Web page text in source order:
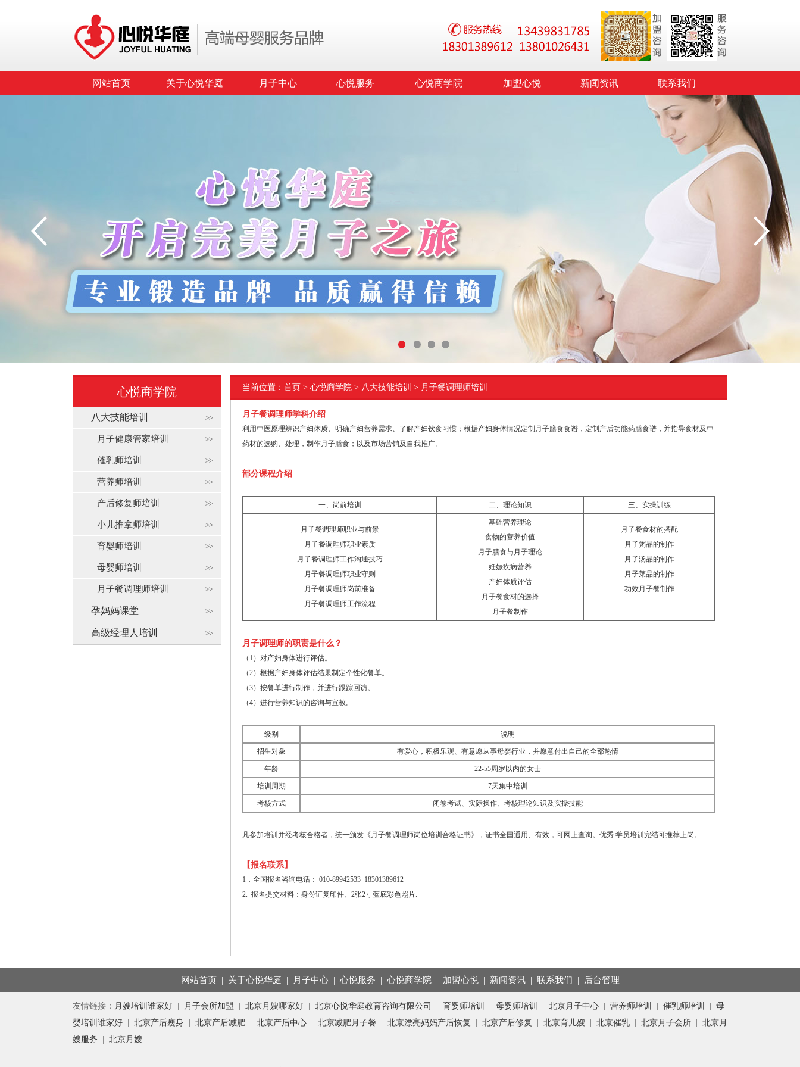
网站首页 关于心悦华庭 月子中心 心悦服务 心悦商学院 加盟心悦 新闻资讯 联系我们
心悦商学院
八大技能培训
月子健康管家培训
催乳师培训
营养师培训
产后修复师培训
小儿推拿师培训
育婴师培训
母婴师培训
月子餐调理师培训
孕妈妈课堂
高级经理人培训
当前位置： 首页 > 心悦商学院 > 八大技能培训 > 月子餐调理师培训
月子餐调理师学科介绍
利用中医原理辨识产妇体质、明确产妇营养需求、了解产妇饮食习惯；根据产妇身体情况定制月子膳食食谱，定制产后功能药膳食谱，并指导食材及中
药材的选购、处理，制作月子膳食；以及市场营销及自我推广。
部分课程介绍
一、岗前培训 二、理论知识 三、实操训练
月子餐调理师职业与前景
月子餐调理师职业素质
月子餐调理师工作沟通技巧
月子餐调理师职业守则
月子餐调理师岗前准备
月子餐调理师工作流程
基础营养理论
食物的营养价值
月子膳食与月子理论
妊娠疾病营养
产妇体质评估
月子餐食材的选择
月子餐制作
月子餐食材的搭配
月子粥品的制作
月子汤品的制作
月子菜品的制作
功效月子餐制作
月子调理师的职责是什么？
（1）对产妇身体进行评估。
（2）根据产妇身体评估结果制定个性化餐单。
（3）按餐单进行制作，并进行跟踪回访。
（4）进行营养知识的咨询与宣教。
级别 说明
招生对象 有爱心，积极乐观、有意愿从事母婴行业，并愿意付出自己的全部热情
年龄 22-55周岁以内的女士
培训周期 7天集中培训
考核方式 闭卷考试、实际操作、考核理论知识及实操技能
凡参加培训并经考核合格者，统一颁发《月子餐调理师岗位培训合格证书》，证书全国通用、有效，可网上查询。优秀 学员培训完结可推荐上岗。
【报名联系】
1．全国报名咨询电话： 010-89942533 18301389612
2. 报名提交材料：身份证复印件、2张2寸蓝底彩色照片.
网站首页| 关于心悦华庭 | 月子中心| 心悦服务 | 心悦商学院 | 加盟心悦| 新闻资讯| 联系我们 | 后台管理
友情链接： 月嫂培训谁家好 月子会所加盟 北京月嫂哪家好 北京心悦华庭教育咨询有限公司 育婴师培训 母婴师培训 北京月子中心 营养师培训 催乳师培训
母
婴培训谁家好
北京产后瘦身 北京产后减肥 北京产后中心 北京减肥月子餐 北京漂亮妈妈产后恢复 北京产后修复 北京育儿嫂 北京催乳 北京月子会所
北京月
嫂服务
北京月嫂